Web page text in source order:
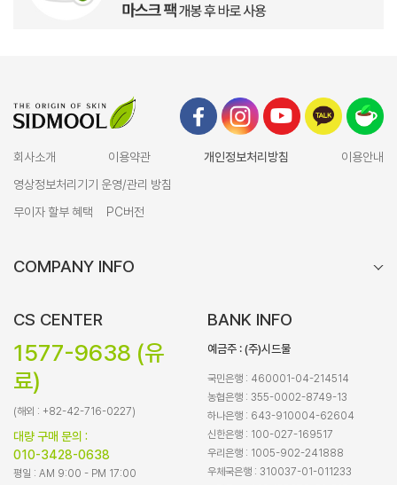
회사소개 이용약관 개인정보처리방침
이용안내
영상정보처리기기 운영/관리 방침
무이자 할부 혜택
PC버전
COMPANY INFO
CS CENTER
1577-9638 (유
료)
(해외 : +82-42-716-0227)
대량 구매 문의 :
010-3428-0638
평일 : AM 9:00 - PM 17:00
BANK INFO
예금주 : (주)시드물
국민은행 : 460001-04-214514
농협은행 : 355-0002-8749-13
하나은행 : 643-910004-62604
신한은행 : 100-027-169517
우리은행 : 1005-902-241888
우체국은행 : 310037-01-011233